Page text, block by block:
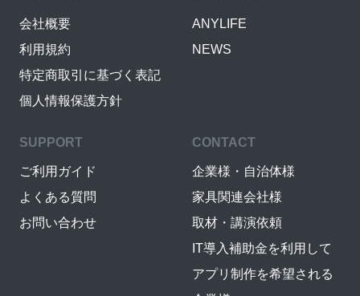
会社概要
利用規約
特定商取引に基づく表記
個人情報保護方針
ANYLIFE
NEWS
SUPPORT
ご利用ガイド
よくある質問
お問い合わせ
CONTACT
企業様・自治体様
家具関連会社様
取材・講演依頼
IT導入補助金を利用して
アプリ制作を希望される